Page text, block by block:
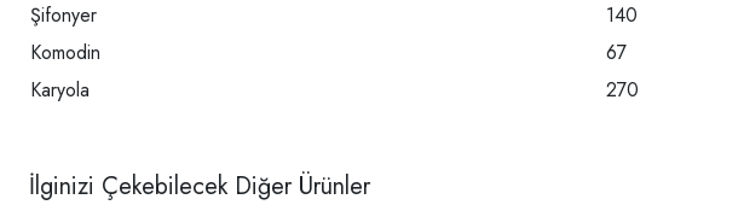
Şifonyer
140
Komodin
67
Karyola
270
İlginizi Çekebilecek Diğer Ürünler